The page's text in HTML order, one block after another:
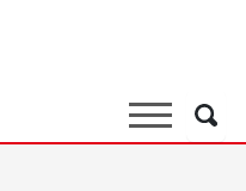
SucheSuche